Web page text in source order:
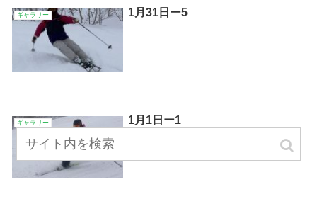
ギャラリー 1月31日ー5
ギャラリー 1月1日ー1